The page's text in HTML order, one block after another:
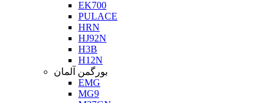
EK700
PULACE
HRN
HJ92N
H3B
H12N
بورگمن آلمان
EMG
MG9